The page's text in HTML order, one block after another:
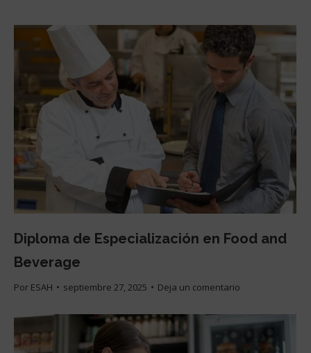
Diploma de Especialización en Food and
Beverage
Por ESAH septiembre 27, 2025 Deja un comentario